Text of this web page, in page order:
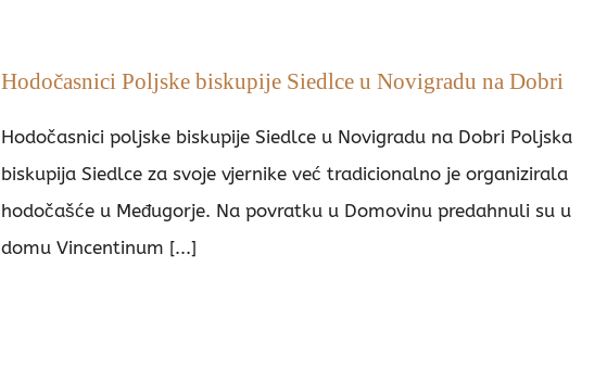
Hodočasnici Poljske biskupije Siedlce u Novigradu na Dobri
Hodočasnici poljske biskupije Siedlce u Novigradu na Dobri Poljska
biskupija Siedlce za svoje vjernike već tradicionalno je organizirala
hodočašće u Međugorje. Na povratku u Domovinu predahnuli su u
domu Vincentinum [...]